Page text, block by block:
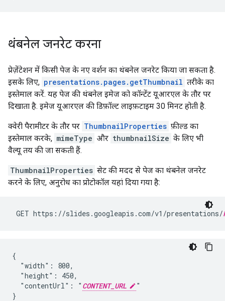
थंबनेल जनरेट करना
प्रेज़ेंटेशन में किसी पेज के नए वर्शन का थंबनेल जनरेट किया जा सकता है.
इसके लिए, presentations.pages.getThumbnail तरीके का
इस्तेमाल करें. यह पेज की थंबनेल इमेज को कॉन्टेंट यूआरएल के तौर पर
दिखाता है. इमेज यूआरएल की डिफ़ॉल्ट लाइफ़टाइम 30 मिनट होती है.
क्वेरी पैरामीटर के तौर पर ThumbnailProperties फ़ील्ड का
इस्तेमाल करके, mimeType और thumbnailSize के लिए भी
वैल्यू तय की जा सकती हैं.
ThumbnailProperties सेट की मदद से पेज का थंबनेल जनरेट
करने के लिए, अनुरोध का प्रोटोकॉल यहां दिया गया है:
GET https://slides.googleapis.com/v1/presentations/
{
  "width": 800,
  "height": 450,
  "contentUrl": "
CONTENT_URL
"
}